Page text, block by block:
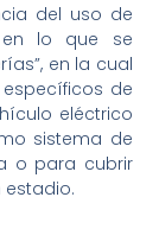
del uso de
lo que se
en la cual
de
eléctrico
sistema de
o para cubrir